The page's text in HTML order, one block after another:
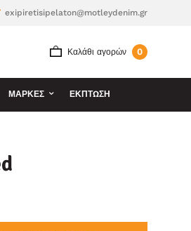
exipiretisipelaton@motleydenim.gr
Καλάθι αγορών 0
ΜΆΡΚΕΣ ΕΚΠΤΩΣΗ